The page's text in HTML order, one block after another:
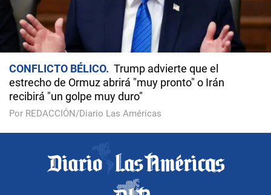
CONFLICTO BÉLICO
Trump advierte que el
estrecho de Ormuz abrirá "muy pronto" o Irán
recibirá "un golpe muy duro"
Por REDACCIÓN/Diario Las Américas